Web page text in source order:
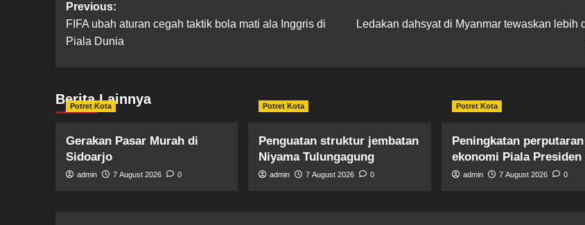
Previous:
FIFA ubah aturan cegah taktik bola mati ala Inggris di
Piala Dunia
Ledakan dahsyat di Myanmar tewaskan lebih
Berita Lainnya
Potret Kota
Gerakan Pasar Murah di
Sidoarjo
admin 7 August 2026 0
Potret Kota
Penguatan struktur jembatan
Niyama Tulungagung
admin 7 August 2026 0
Potret Kota
Peningkatan perputaran
ekonomi Piala Presiden
admin 7 August 2026 0